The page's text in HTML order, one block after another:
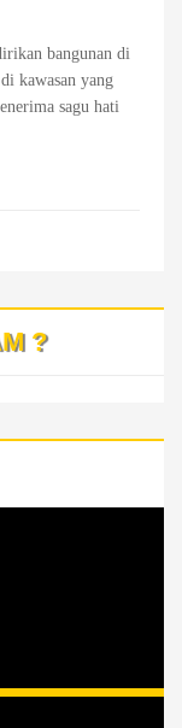
bangunan di
kawasan yang
sagu hati
?